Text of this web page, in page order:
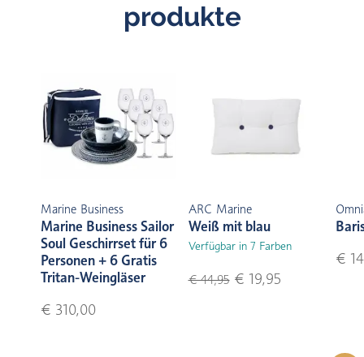
produkte
Marine Business
Marine Business Sailor
Soul Geschirrset für 6
Personen + 6 Gratis
Tritan-Weingläser
€ 310,00
ARC Marine
Weiß mit blau
Verfügbar in 7 Farben
€ 44,95€ 19,95
€